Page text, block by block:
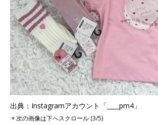
出典：Instagramアカウント「____pm4」
▼次の画像は下へスクロール (3/5)